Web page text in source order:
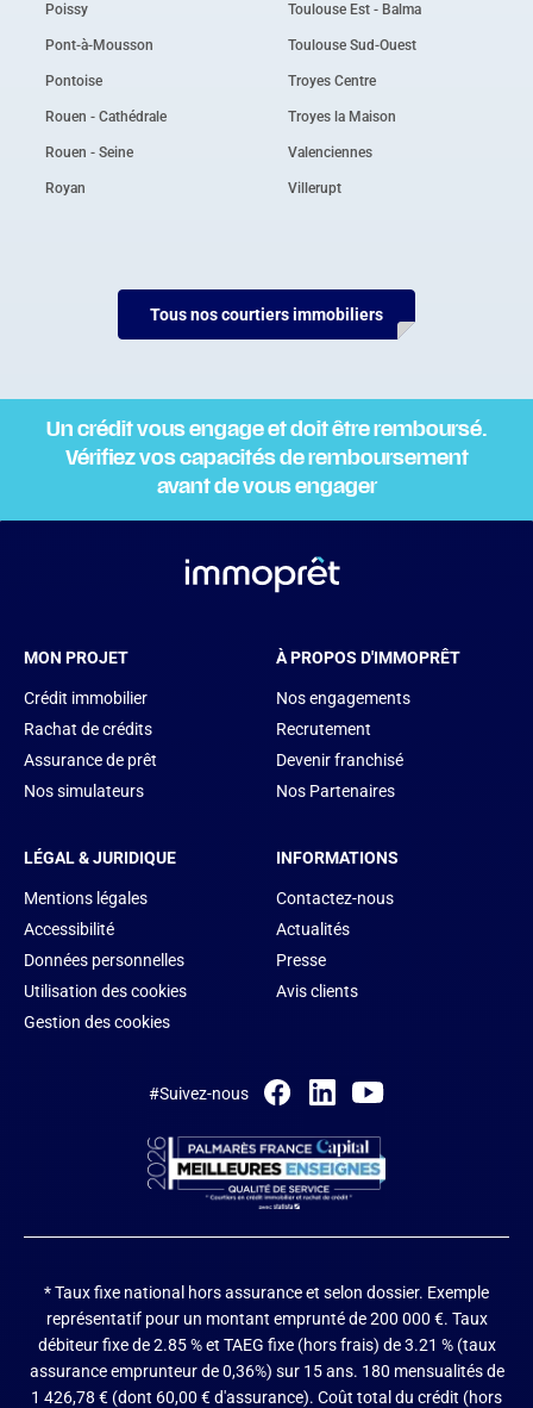
Poissy
Pont-à-Mousson
Pontoise
Rouen - Cathédrale
Rouen - Seine
Royan
Toulouse Est - Balma
Toulouse Sud-Ouest
Troyes Centre
Troyes la Maison
Valenciennes
Villerupt
Tous nos courtiers immobiliers
Un crédit vous engage et doit être remboursé.
Vérifiez vos capacités de remboursement
avant de vous engager
MON PROJET
Crédit immobilier
Rachat de crédits
Assurance de prêt
Nos simulateurs
À PROPOS D'IMMOPRÊT
Nos engagements
Recrutement
Devenir franchisé
Nos Partenaires
LÉGAL & JURIDIQUE
Mentions légales
Accessibilité
Données personnelles
Utilisation des cookies
Gestion des cookies
INFORMATIONS
Contactez-nous
Actualités
Presse
Avis clients
#Suivez-nous
* Taux fixe national hors assurance et selon dossier. Exemple
représentatif pour un montant emprunté de 200 000 €. Taux
débiteur fixe de 2.85 % et TAEG fixe (hors frais) de 3.21 % (taux
assurance emprunteur de 0,36%) sur 15 ans. 180 mensualités de
1 426,78 € (dont 60,00 € d'assurance). Coût total du crédit (hors